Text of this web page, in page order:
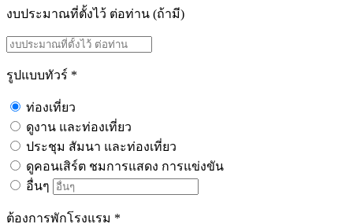
งบประมาณที่ตั้งไว้ ต่อท่าน (ถ้ามี)
รูปแบบทัวร์ *
ท่องเที่ยว
ดูงาน และท่องเที่ยว
ประชุม สัมนา และท่องเที่ยว
ดูคอนเสิร์ต ชมการแสดง การแข่งขัน
อื่นๆ
ต้องการพักโรงแรม *